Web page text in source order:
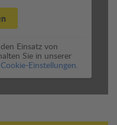
Einsatz von
Sie in unserer
Cookie-Einstellungen.